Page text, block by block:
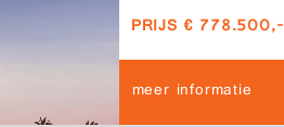
PRIJS € 778.500,-
meer informatie